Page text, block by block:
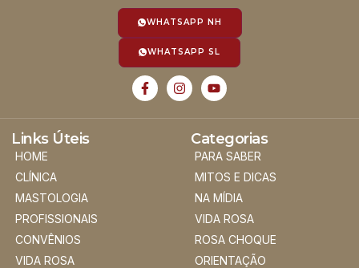
WHATSAPP NH
WHATSAPP SL
Links Úteis
HOME
CLÍNICA
MASTOLOGIA
PROFISSIONAIS
CONVÊNIOS
VIDA ROSA
Categorias
PARA SABER
MITOS E DICAS
NA MÍDIA
VIDA ROSA
ROSA CHOQUE
ORIENTAÇÃO